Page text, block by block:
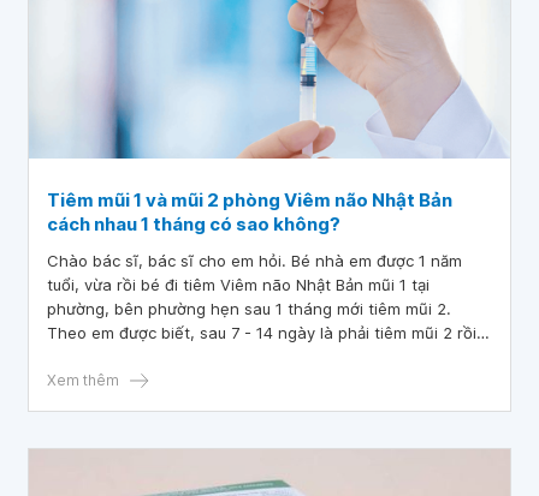
Tiêm mũi 1 và mũi 2 phòng Viêm não Nhật Bản
cách nhau 1 tháng có sao không?
Chào bác sĩ, bác sĩ cho em hỏi. Bé nhà em được 1 năm
tuổi, vừa rồi bé đi tiêm Viêm não Nhật Bản mũi 1 tại
phường, bên phường hẹn sau 1 tháng mới tiêm mũi 2.
Theo em được biết, sau 7 - 14 ngày là phải tiêm mũi 2 rồi.
đợi theo đúng lịch của phường? Đợi theo lịch của phường
Xem thêm